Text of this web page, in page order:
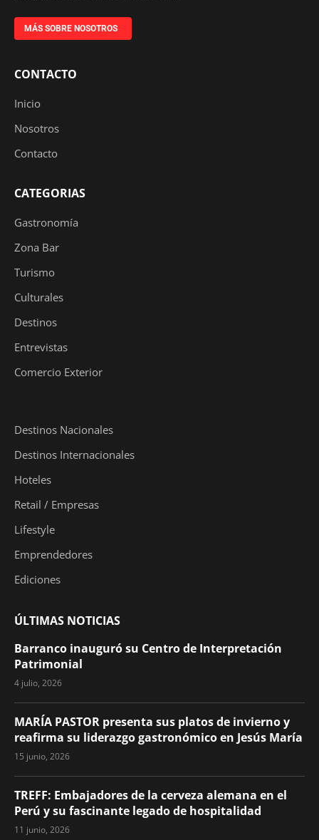
MÁS SOBRE NOSOTROS
CONTACTO
Inicio
Nosotros
Contacto
CATEGORIAS
Gastronomía
Zona Bar
Turismo
Culturales
Destinos
Entrevistas
Comercio Exterior
Destinos Nacionales
Destinos Internacionales
Hoteles
Retail / Empresas
Lifestyle
Emprendedores
Ediciones
ÚLTIMAS NOTICIAS
Barranco inauguró su Centro de Interpretación
Patrimonial
4 julio, 2026
MARÍA PASTOR presenta sus platos de invierno y
reafirma su liderazgo gastronómico en Jesús María
15 junio, 2026
TREFF: Embajadores de la cerveza alemana en el
Perú y su fascinante legado de hospitalidad
11 junio, 2026